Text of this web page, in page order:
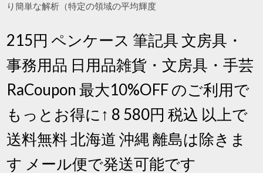
り簡単な解析（特定の領域の平均輝度
215円 ペンケース 筆記具 文房具・
事務用品 日用品雑貨・文房具・手芸
RaCoupon 最大10%OFF のご利用で
もっとお得に↑ 8 580円 税込 以上で
送料無料 北海道 沖縄 離島は除きま
す メール便で発送可能です